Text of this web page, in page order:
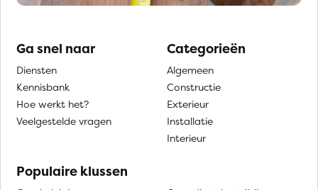
Ga snel naar
Diensten
Kennisbank
Hoe werkt het?
Veelgestelde vragen
Categorieën
Algemeen
Constructie
Exterieur
Installatie
Interieur
Populaire klussen